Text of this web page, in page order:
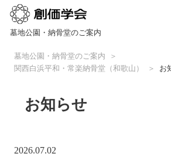
墓地公園・納骨堂のご案内
墓地公園・納骨堂のご案内
関西白浜平和・常楽納骨堂（和歌山）
お
お知らせ
2026.07.02